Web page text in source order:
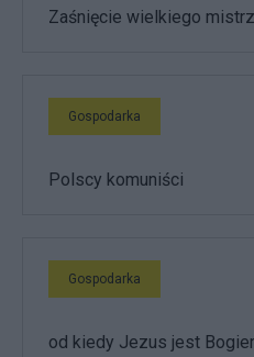
Zaśnięcie wielkiego
Gospodarka
Polscy komuniści
Gospodarka
od kiedy Jezus jest